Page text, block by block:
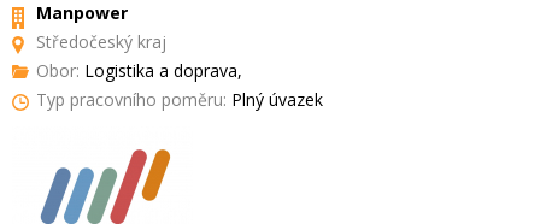
Manpower
Středočeský kraj
Obor: Logistika a doprava,
Typ pracovního poměru: Plný úvazek